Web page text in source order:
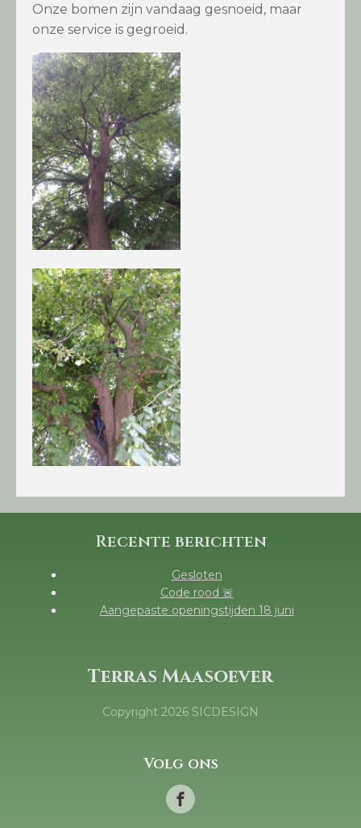
Onze bomen zijn vandaag gesnoeid, maar
onze service is gegroeid.
Recente berichten
Gesloten
Code rood 🚨
Aangepaste openingstijden 18 juni
Terras Maasoever
Copyright 2026 SICDESIGN
Volg ons